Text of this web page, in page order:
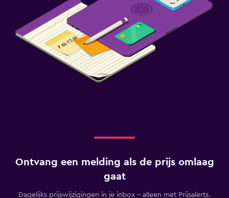
Ontvang een melding als de prijs omlaag
gaat
Dagelijks prijswijzigingen in je inbox - alleen met Prijsalerts.